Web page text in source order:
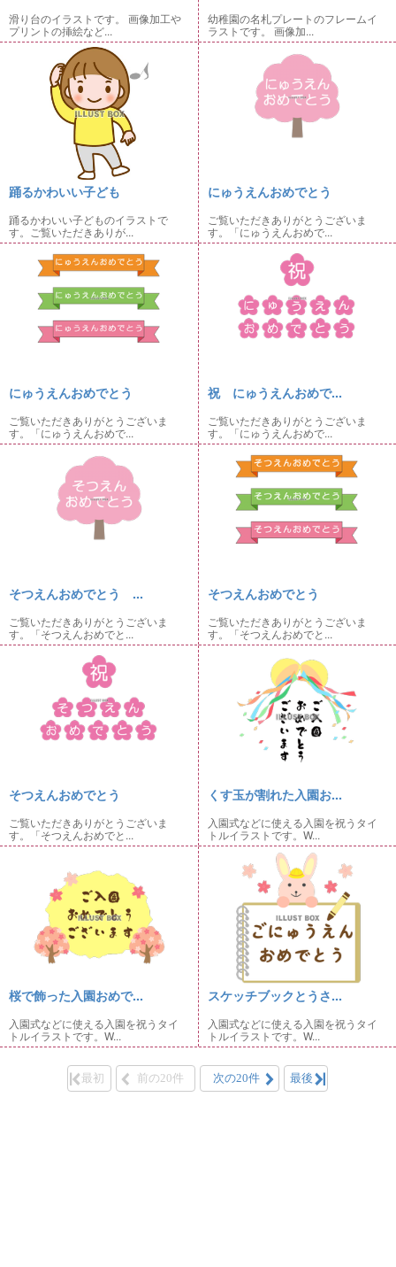
滑り台のイラストです。 画像加工や
プリントの挿絵など...
幼稚園の名札プレートのフレームイ
ラストです。 画像加...
踊るかわいい子ども
踊るかわいい子どものイラストで
す。ご覧いただきありが...
にゅうえんおめでとう
ご覧いただきありがとうございま
す。「にゅうえんおめで...
にゅうえんおめでとう
ご覧いただきありがとうございま
す。「にゅうえんおめで...
祝 にゅうえんおめで...
ご覧いただきありがとうございま
す。「にゅうえんおめで...
そつえんおめでとう ...
ご覧いただきありがとうございま
す。「そつえんおめでと...
そつえんおめでとう
ご覧いただきありがとうございま
す。「そつえんおめでと...
そつえんおめでとう
ご覧いただきありがとうございま
す。「そつえんおめでと...
くす玉が割れた入園お...
入園式などに使える入園を祝うタイ
トルイラストです。W...
桜で飾った入園おめで...
入園式などに使える入園を祝うタイ
トルイラストです。W...
スケッチブックとうさ...
入園式などに使える入園を祝うタイ
トルイラストです。W...
最初 前の20件 次の20件 最後